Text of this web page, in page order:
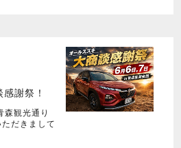
謝祭！
森観光通り
だきまして